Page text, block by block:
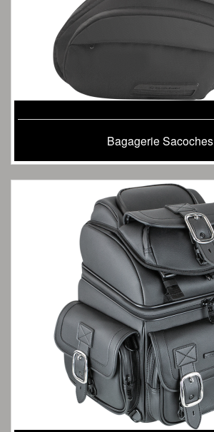
Bagagerie Sacoches